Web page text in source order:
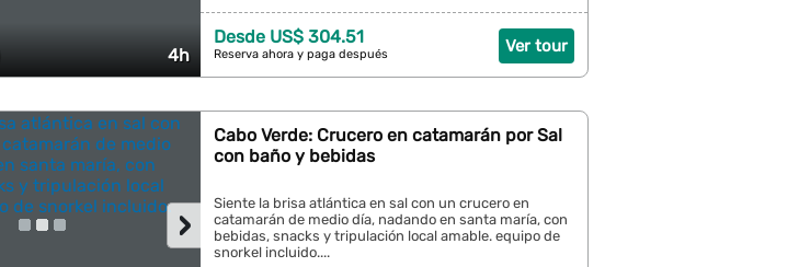
4h Ver tour
Desde US$ 304.51
Reserva ahora y paga después
›
Cabo Verde: Crucero en catamarán por Sal
con baño y bebidas
Siente la brisa atlántica en sal con un crucero en
catamarán de medio día, nadando en santa maría, con
bebidas, snacks y tripulación local amable. equipo de
snorkel incluido....